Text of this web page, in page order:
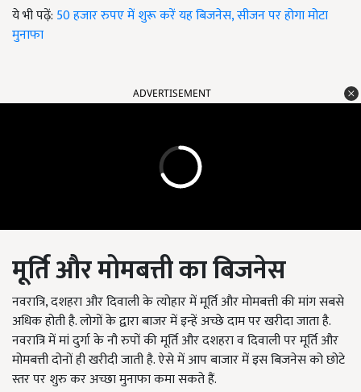
ये भी पढ़ें: 50 हजार रुपए में शुरू करें यह बिजनेस, सीजन पर होगा मोटा
मुनाफा
ADVERTISEMENT
मूर्ति और मोमबत्ती का बिजनेस
नवरात्रि, दशहरा और दिवाली के त्योहार में मूर्ति और मोमबत्ती की मांग सबसे
अधिक होती है. लोगों के द्वारा बाजर में इन्हें अच्छे दाम पर खरीदा जाता है.
नवरात्रि में मां दुर्गा के नौ रुपों की मूर्ति और दशहरा व दिवाली पर मूर्ति और
मोमबत्ती दोनों ही खरीदी जाती है. ऐसे में आप बाजार में इस बिजनेस को छोटे
स्तर पर शुरु कर अच्छा मुनाफा कमा सकते हैं.